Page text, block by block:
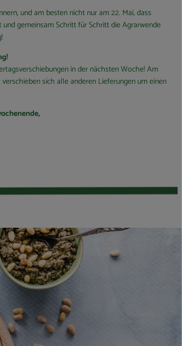
und am besten nicht nur am 22. Mai, dass
gemeinsam Schritt für Schritt die Agrarwende
in der nächsten Woche! Am
sich alle anderen Lieferungen um einen